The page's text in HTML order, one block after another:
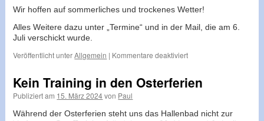
Wir hoffen auf sommerliches und trockenes Wetter!
Alles Weitere dazu unter „Termine“ und in der Mail, die am 6.
Juli verschickt wurde.
Veröffentlicht unter Allgemein | Kommentare deaktiviertfür
Kein Training in den Osterferien
Publiziert am 15. März 2024 von Paul
Während der Osterferien steht uns das Hallenbad nicht zur